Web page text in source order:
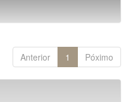
Anterior 1 Póximo